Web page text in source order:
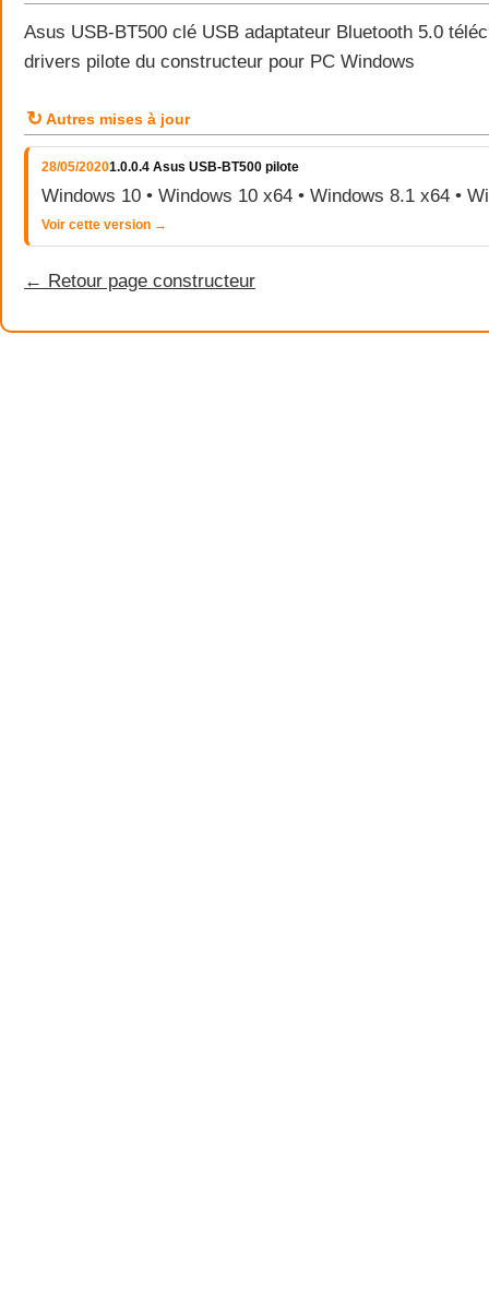
Asus USB-BT500 clé USB adaptateur Bluetooth 5.0
drivers pilote du constructeur pour PC Windows
↻ Autres mises à jour
28/05/20201.0.0.4 Asus USB-BT500 pilote
Windows 10 • Windows 10 x64 • Windows 8.1 x64 •
Voir cette version →
← Retour page constructeur